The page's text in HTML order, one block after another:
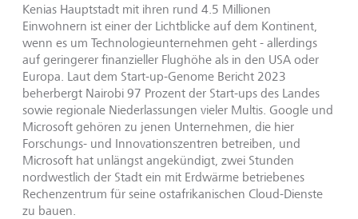
Kenias Hauptstadt mit ihren rund 4.5 Millionen
Einwohnern ist einer der Lichtblicke auf dem Kontinent,
wenn es um Technologieunternehmen geht - allerdings
auf geringerer finanzieller Flughöhe als in den USA oder
Europa. Laut dem Start-up-Genome Bericht 2023
beherbergt Nairobi 97 Prozent der Start-ups des Landes
sowie regionale Niederlassungen vieler Multis. Google und
Microsoft gehören zu jenen Unternehmen, die hier
Forschungs- und Innovationszentren betreiben, und
Microsoft hat unlängst angekündigt, zwei Stunden
nordwestlich der Stadt ein mit Erdwärme betriebenes
Rechenzentrum für seine ostafrikanischen Cloud-Dienste
zu bauen.